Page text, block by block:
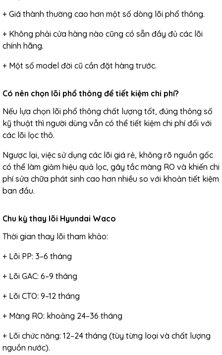
+ Giá thành thường cao hơn một số dòng lõi phổ thông.
+ Không phải cửa hàng nào cũng có sẵn đầy đủ các lõi
chính hãng.
+ Một số model đời cũ cần đặt hàng trước.
Có nên chọn lõi phổ thông để tiết kiệm chi phí?
Nếu lựa chọn lõi phổ thông chất lượng tốt, đúng thông số
kỹ thuật thì người dùng vẫn có thể tiết kiệm chi phí đối với
các lõi lọc thô.
Ngược lại, việc sử dụng các lõi giá rẻ, không rõ nguồn gốc
có thể làm giảm hiệu quả lọc, gây tắc màng RO và khiến chi
phí sửa chữa phát sinh cao hơn nhiều so với khoản tiết kiệm
ban đầu.
Chu kỳ thay lõi Hyundai Waco
Thời gian thay lõi tham khảo:
+ Lõi PP: 3–6 tháng
+ Lõi GAC: 6–9 tháng
+ Lõi CTO: 9–12 tháng
+ Màng RO: khoảng 24–36 tháng
+ Lõi chức năng: 12–24 tháng (tùy từng loại và chất lượng
nguồn nước).